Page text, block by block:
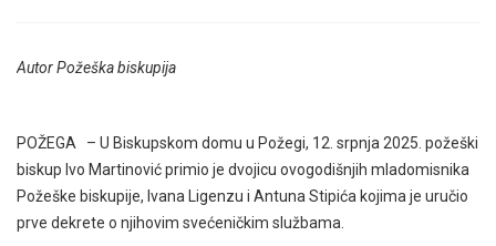
Autor Požeška biskupija
POŽEGA – U Biskupskom domu u Požegi, 12. srpnja 2025. požeški
biskup Ivo Martinović primio je dvojicu ovogodišnjih mladomisnika
Požeške biskupije, Ivana Ligenzu i Antuna Stipića kojima je uručio
prve dekrete o njihovim svećeničkim službama.